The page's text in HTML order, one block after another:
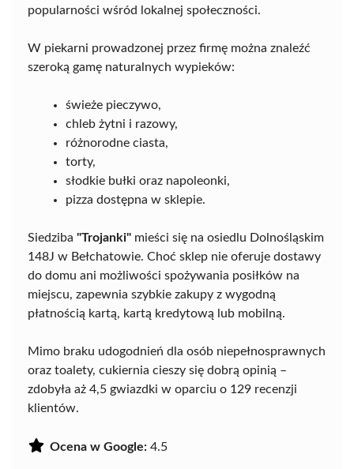
popularności wśród lokalnej społeczności.
W piekarni prowadzonej przez firmę można znaleźć
szeroką gamę naturalnych wypieków:
świeże pieczywo,
chleb żytni i razowy,
różnorodne ciasta,
torty,
słodkie bułki oraz napoleonki,
pizza dostępna w sklepie.
Siedziba "Trojanki" mieści się na osiedlu Dolnośląskim
148J w Bełchatowie. Choć sklep nie oferuje dostawy
do domu ani możliwości spożywania posiłków na
miejscu, zapewnia szybkie zakupy z wygodną
płatnością kartą, kartą kredytową lub mobilną.
Mimo braku udogodnień dla osób niepełnosprawnych
oraz toalety, cukiernia cieszy się dobrą opinią –
zdobyła aż 4,5 gwiazdki w oparciu o 129 recenzji
klientów.
Ocena w Google: 4.5